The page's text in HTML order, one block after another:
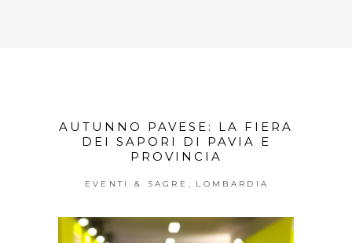
AUTUNNO PAVESE: LA FIERA
DEI SAPORI DI PAVIA E
PROVINCIA
EVENTI & SAGRE LOMBARDIA